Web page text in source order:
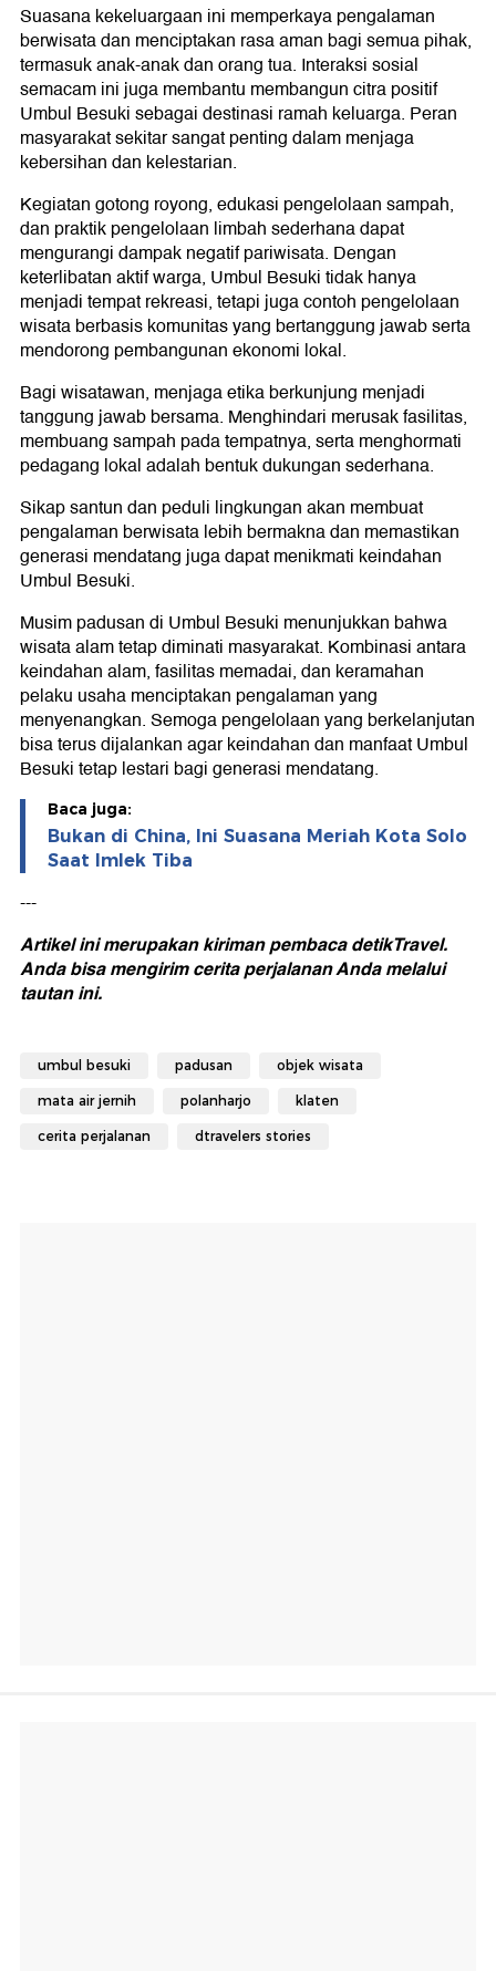
Suasana kekeluargaan ini memperkaya pengalaman
berwisata dan menciptakan rasa aman bagi semua pihak,
termasuk anak-anak dan orang tua. Interaksi sosial
semacam ini juga membantu membangun citra positif
Umbul Besuki sebagai destinasi ramah keluarga. Peran
masyarakat sekitar sangat penting dalam menjaga
kebersihan dan kelestarian.
Kegiatan gotong royong, edukasi pengelolaan sampah,
dan praktik pengelolaan limbah sederhana dapat
mengurangi dampak negatif pariwisata. Dengan
keterlibatan aktif warga, Umbul Besuki tidak hanya
menjadi tempat rekreasi, tetapi juga contoh pengelolaan
wisata berbasis komunitas yang bertanggung jawab serta
mendorong pembangunan ekonomi lokal.
Bagi wisatawan, menjaga etika berkunjung menjadi
tanggung jawab bersama. Menghindari merusak fasilitas,
membuang sampah pada tempatnya, serta menghormati
pedagang lokal adalah bentuk dukungan sederhana.
Sikap santun dan peduli lingkungan akan membuat
pengalaman berwisata lebih bermakna dan memastikan
generasi mendatang juga dapat menikmati keindahan
Umbul Besuki.
Musim padusan di Umbul Besuki menunjukkan bahwa
wisata alam tetap diminati masyarakat. Kombinasi antara
keindahan alam, fasilitas memadai, dan keramahan
pelaku usaha menciptakan pengalaman yang
menyenangkan. Semoga pengelolaan yang berkelanjutan
bisa terus dijalankan agar keindahan dan manfaat Umbul
Besuki tetap lestari bagi generasi mendatang.
Baca juga:
Bukan di China, Ini Suasana Meriah Kota Solo
Saat Imlek Tiba
---
Artikel ini merupakan kiriman pembaca detikTravel.
Anda bisa mengirim cerita perjalanan Andamelalui
tautan ini.
umbul besuki padusan objek wisata
mata air jernih polanharjo klaten
cerita perjalanan dtravelers stories